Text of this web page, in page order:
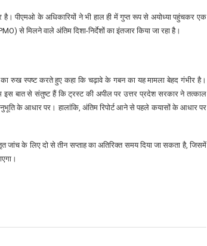
पीएमओ के अधिकारियों ने भी हाल ही में गुप्त रूप से अयोध्या पहुंचकर एक
से मिलने वाले अंतिम दिशा-निर्देशों का इंतजार किया जा रहा है।
रुख स्पष्ट करते हुए कहा कि चढ़ावे के गबन का यह मामला बेहद गंभीर है।
बात से संतुष्ट हैं कि ट्रस्ट की अपील पर उत्तर प्रदेश सरकार ने तत्काल
के आधार पर। हालांकि, अंतिम रिपोर्ट आने से पहले कयासों के आधार पर
जांच के लिए दो से तीन सप्ताह का अतिरिक्त समय दिया जा सकता है, जिसमें